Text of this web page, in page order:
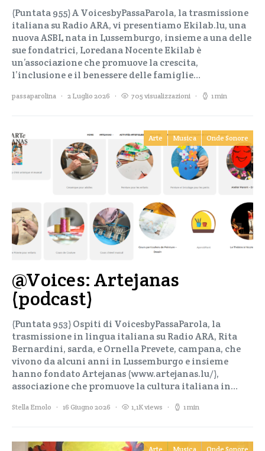
(Puntata 955) A VoicesbyPassaParola, la trasmissione
italiana su Radio ARA, vi presentiamo Ekilab.lu, una
nuova ASBL nata in Lussemburgo, insieme a una delle
sue fondatrici, Loredana Nocente Ekilab è
un’associazione che promuove la crescita,
l’inclusione e il benessere delle famiglie…
passaparolina 2 Luglio 2026 705 visualizzazioni 1 min
Arte Musica Onde Sonore
@Voices: Artejanas
(podcast)
(Puntata 953) Ospiti di VoicesbyPassaParola, la
trasmissione in lingua italiana su Radio ARA, Rita
Bernardini, sarda, e Ornella Prevete, campana, che
vivono da alcuni anni in Lussemburgo e insieme
hanno fondato Artejanas (www.artejanas.lu/),
associazione che promuove la cultura italiana in…
Stella Emolo 16 Giugno 2026 1,1K views 1 min
Arte Musica Onde Sonore